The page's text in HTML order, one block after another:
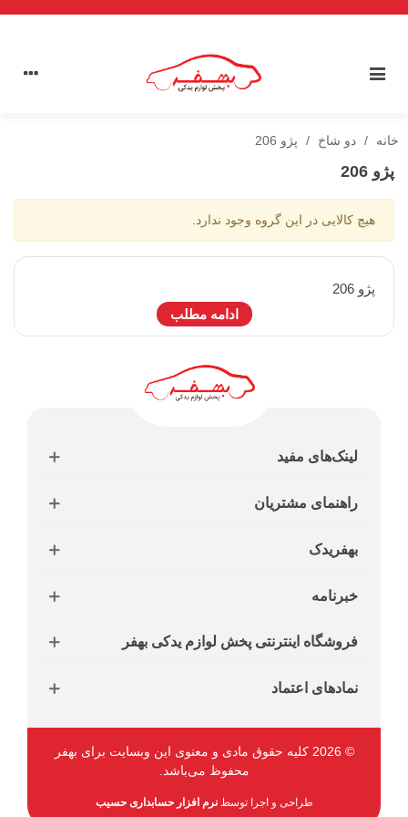
خانه / دو شاخ / پژو 206
پژو 206
هیچ کالایی در این گروه وجود ندارد.
پژو 206
ادامه مطلب
لینک‌های مفید
راهنمای مشتریان
بهفریدک
خبرنامه
فروشگاه اینترنتی پخش لوازم یدکی بهفر
نمادهای اعتماد
طراحی و اجرا توسطنرم افزار حسابداری حسیب
© 2026 کلیه حقوق مادی و معنوی این وبسایت برای بهفر
محفوظ می‌باشد.